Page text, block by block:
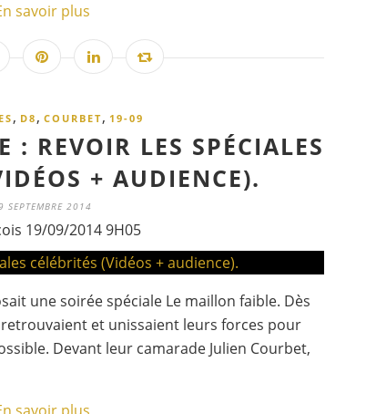
savoir plus
, D8, COURBET, 19-09
REVOIR LES SPÉCIALES
+ AUDIENCE).
SEPTEMBRE 2014
19/09/2014 9H05
une soirée spéciale Le maillon faible. Dès
et unissaient leurs forces pour
Devant leur camarade Julien Courbet,